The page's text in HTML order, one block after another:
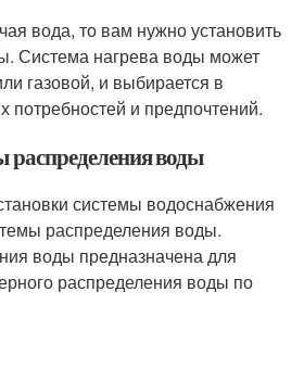
вода, то вам нужно установить
Система нагрева воды может
газовой, и выбирается в
потребностей и предпочтений.
воды
системы водоснабжения
распределения воды.
воды предназначена для
распределения воды по